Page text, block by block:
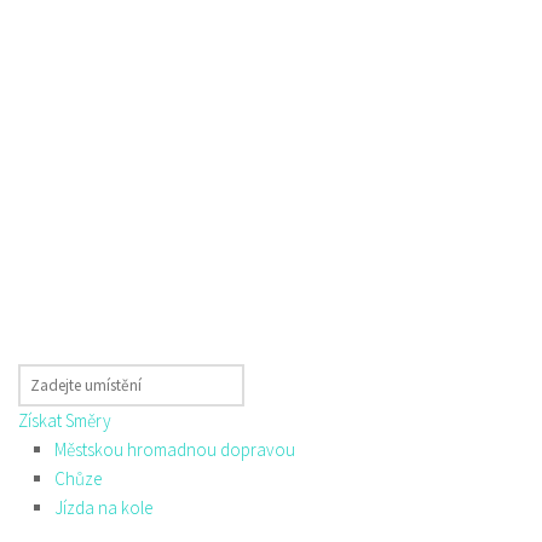
Získat Směry
Městskou hromadnou dopravou
Chůze
Jízda na kole